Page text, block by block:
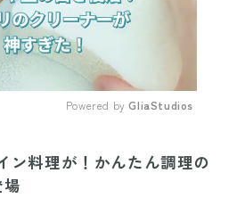
Powered by GliaStudios
ン料理が！かんたん調理の